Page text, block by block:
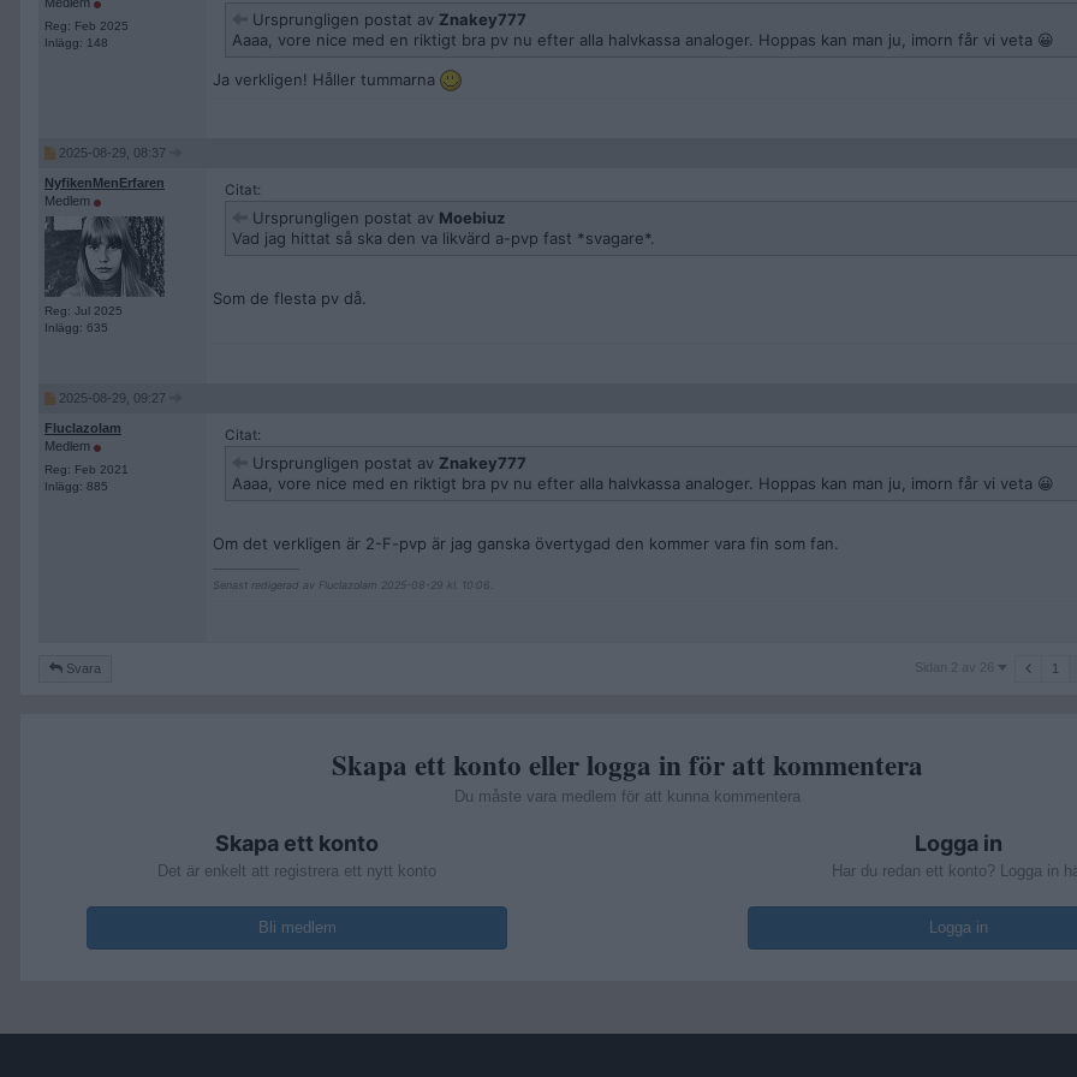
Reg: Feb 2025
Inlägg: 148
Ursprungligen postat av Znakey777
Aaaa, vore nice med en riktigt bra pv nu efter alla halvkassa analoger. Hoppas kan man ju, imorn får vi veta 😀
Ja verkligen! Håller tummarna
2025-08-29, 08:37
NyfikenMenErfaren
Medlem
Reg: Jul 2025
Inlägg: 635
Citat:
Ursprungligen postat av Moebiuz
Vad jag hittat så ska den va likvärd a-pvp fast *svagare*.
Som de flesta pv då.
2025-08-29, 09:27
Fluclazolam
Medlem
Reg: Feb 2021
Inlägg: 885
Citat:
Ursprungligen postat av Znakey777
Aaaa, vore nice med en riktigt bra pv nu efter alla halvkassa analoger. Hoppas kan man ju, imorn får vi veta 😀
Om det verkligen är 2-F-pvp är jag ganska övertygad den kommer vara fin som fan.
Senast redigerad av Fluclazolam 2025-08-29 kl. 10:06.
Svara
Sidan
Sidan 2 av 26 1
Skapa ett konto eller logga in för att kommentera
Du måste vara medlem för att kunna kommentera
Skapa ett konto
Det är enkelt att registrera ett nytt konto
Bli medlem
Logga in
Har du redan ett konto? Logga in
Logga in